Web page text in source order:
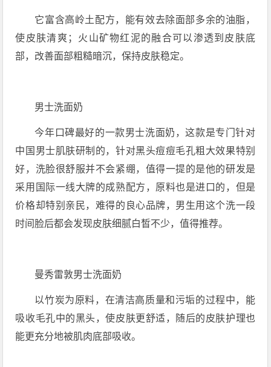
它富含高岭土配方，能有效去除面部多余的油脂，
使皮肤清爽；火山矿物红泥的融合可以渗透到皮肤底
部，改善面部粗糙暗沉，保持皮肤稳定。
男士洗面奶
今年口碑最好的一款男士洗面奶，这款是专门针对
中国男士肌肤研制的，针对黑头痘痘毛孔粗大效果特别
好，洗脸很舒服并不会紧绷，值得一提的是他的研发是
采用国际一线大牌的成熟配方，原料也是进口的，但是
价格却特别亲民，难得的良心品牌，男生用这个洗一段
时间脸后都会发现皮肤细腻白皙不少，值得推荐。
曼秀雷敦男士洗面奶
以竹炭为原料，在清洁高质量和污垢的过程中，能
吸收毛孔中的黑头，使皮肤更舒适，随后的皮肤护理也
能更充分地被肌肉底部吸收。